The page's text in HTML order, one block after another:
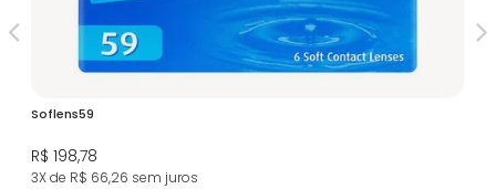
Soflens59
R$ 198,78
3X de R$ 66,26 sem juros